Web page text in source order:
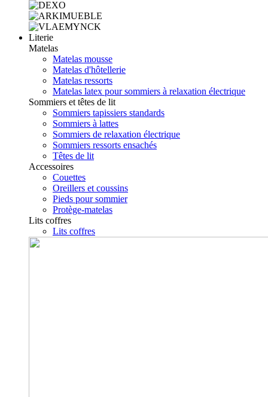
Literie
Matelas
Matelas mousse
Matelas d'hôtellerie
Matelas ressorts
Matelas latex pour sommiers à relaxation électrique
Sommiers et têtes de lit
Sommiers tapissiers standards
Sommiers à lattes
Sommiers de relaxation électrique
Sommiers ressorts ensachés
Têtes de lit
Accessoires
Couettes
Oreillers et coussins
Pieds pour sommier
Protège-matelas
Lits coffres
Lits coffres